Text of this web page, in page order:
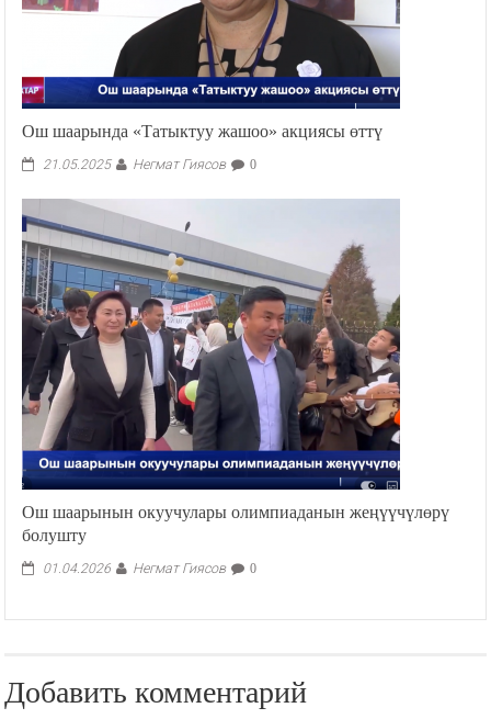
Ош шаарында «Татыктуу жашоо» акциясы өттү
21.05.2025 Негмат Гиясов 0
Ош шаарынын окуучулары олимпиаданын жеңүүчүлөрү
болушту
01.04.2026 Негмат Гиясов 0
Добавить комментарий